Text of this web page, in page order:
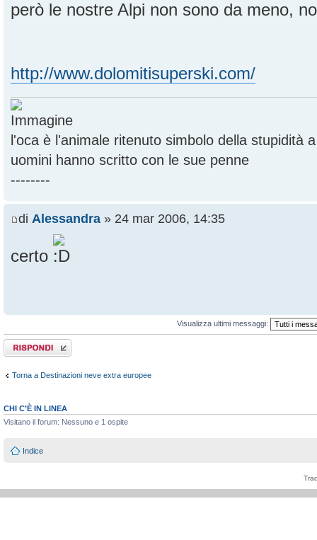
però le nostre Alpi non sono da meno,
http://www.dolomitisuperski.com/
l'oca è l'animale ritenuto simbolo della stupidità
uomini hanno scritto con le sue penne
--------
di Alessandra » 24 mar 2006, 14:35
certo
Visualizza ultimi messaggi:
Rispondi al
messaggio
Torna a Destinazioni neve extra europee
CHI C’È IN LINEA
Visitano il forum: Nessuno e 1 ospite
Indice